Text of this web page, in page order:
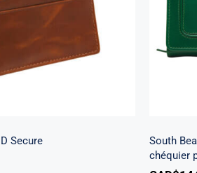
RFID Secure
Secure
à
South
chéquier